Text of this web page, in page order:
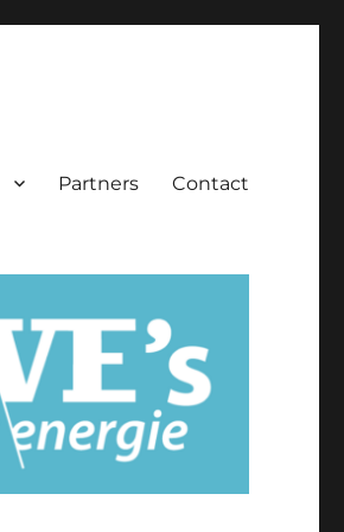
Partners Contact